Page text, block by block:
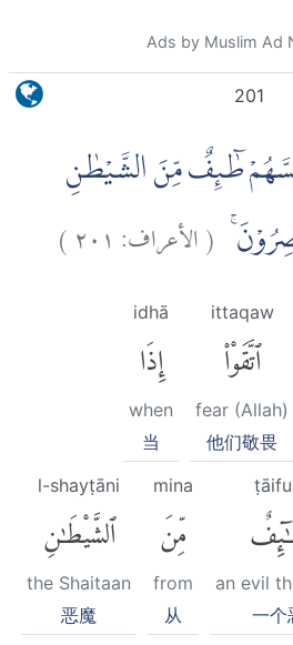
Ads by Muslim Ad
201
مَسَّهُمْ طٰۤىِٕفٌ مِّنَ الشَّيْطٰنِ
(الأعراف: ٢٠١)
ittaqaw
ٱتَّقَوْا۟
fear (Allah)
他们敬畏
idhā
إِذَا
when
当
an evil
一个
mina
مِّنَ
from
从
l-shayṭāni
ٱلشَّيْطَٰنِ
the Shaitaan
恶魔